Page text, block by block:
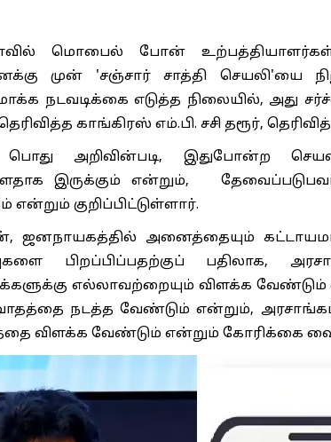
மொபைல் போன் உற்பத்தியாளர்கள்
முன் 'சஞ்சார் சாத்தி செயலி'யை
நடவடிக்கை எடுத்த நிலையில், அது
காங்கிரஸ் எம்.பி. சசி தரூர்,
பொது அறிவின்படி, இதுபோன்ற
இருக்கும் என்றும்,
என்றும் குறிப்பிட்டுள்ளார்.
ஜனநாயகத்தில் அனைத்தையும்
பிறப்பிப்பதற்குப் பதிலாக,
எல்லாவற்றையும் விளக்க வேண்டும்
நடத்த வேண்டும் என்றும்,
விளக்க வேண்டும் என்றும் கோரிக்கை